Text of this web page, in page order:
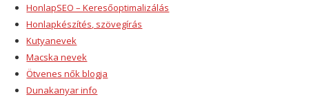
HonlapSEO – Keresőoptimalizálás
Honlapkészítés, szövegírás
Kutyanevek
Macska nevek
Ötvenes nők blogja
Dunakanyar info